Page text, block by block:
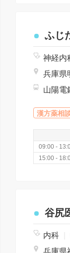
ふじ
神経内
兵庫県
漢方薬相
09:00 -
15:00 -
谷尻
内科
兵庫県